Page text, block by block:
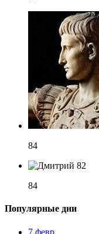
84
84
Популярные дни
7 февр